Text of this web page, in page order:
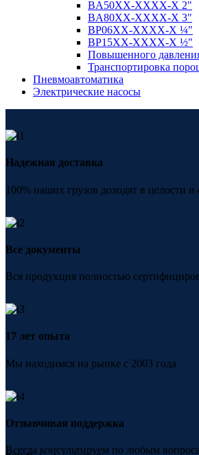
BA50XX-XXXX-X 2"
BA80XX-XXXX-X 3"
BP06XX-XXXX-X ¼"
BP15XX-XXXX-X ½"
Повышенного
Транспортировка
Пневмоавтоматика
Электрические насосы
Надежная доставка
100% наших грузов доходят в целости и
Все документы
Вся продукция полностью
17 лет опыта
Мы находимся на рынке с 2003 года
Отзывчивая поддержка
Всегда консультируем по любым